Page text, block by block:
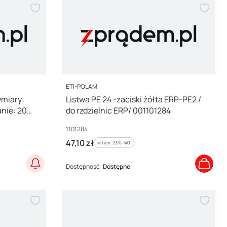
20
PRODUCENT
ETI-POLAM
Listwa PE 24 -zaciski żółta ERP-PE2 /
do rzdzielnic ERP/ 001101284
Kod producenta
1101284
Cena brutto
47,10 zł w tym %s VAT
w tym 23% VAT
Dostępność:Dostępne